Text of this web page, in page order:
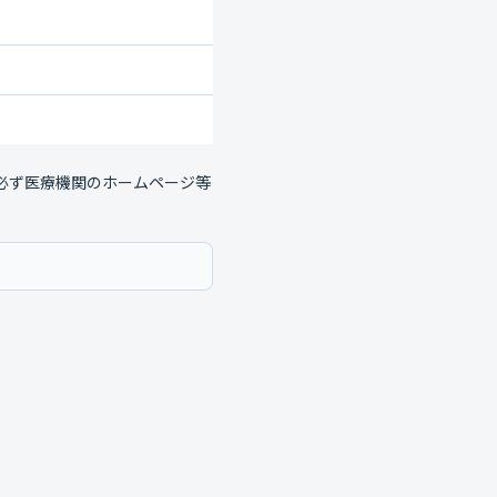
ず医療機関のホームページ等